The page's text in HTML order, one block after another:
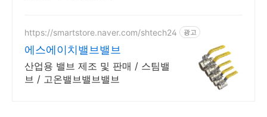
https://smartstore.naver.com/shtech24 광고
에스에이치밸브밸브
산업용 밸브 제조 및 판매 / 스팀밸
브 / 고온밸브밸브밸브